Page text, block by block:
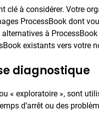
clé à considérer. Votre
ProcessBook dont
à
existants vers votre
diagnostique
« exploratoire », sont
d’arrêt ou des